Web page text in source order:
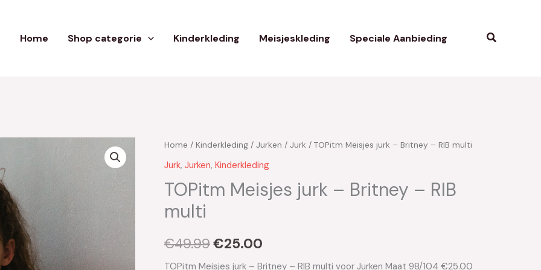
Home Shop categorie Kinderkleding Meisjeskleding Speciale Aanbieding Zoeken
Home / Kinderkleding / Jurken / Jurk / TOPitm Meisjes jurk – Britney – RIB multi
Jurk, Jurken, Kinderkleding
TOPitm Meisjes jurk – Britney – RIB
multi
€49.99
Oorspronkelijke
prijs
was:
€25.00
Huidige
prijs
is:
TOPitm Meisjes jurk – Britney – RIB multi voor Jurken Maat 98/104 €25.00